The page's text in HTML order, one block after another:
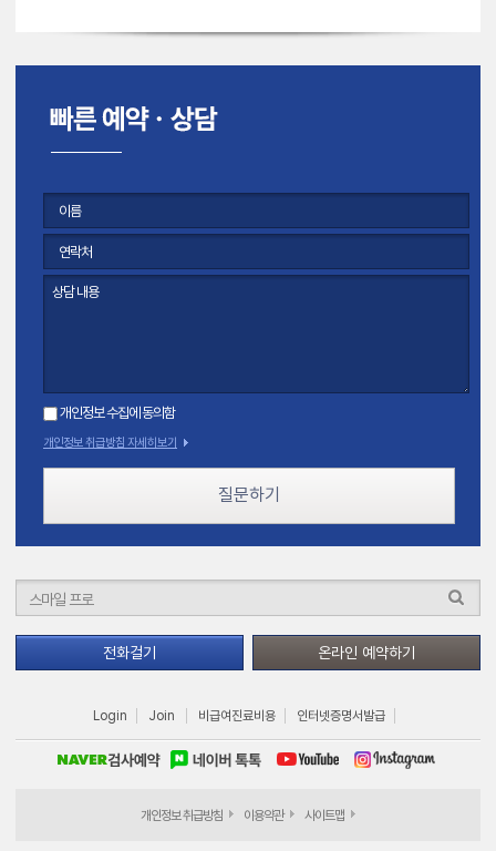
개인정보 수집에 동의함
개인정보 취급방침 자세히보기
질문하기
전화걸기 온라인 예약하기
Login Join 비급여진료비용 인터넷증명서발급
개인정보 취급방침 이용약관 사이트맵